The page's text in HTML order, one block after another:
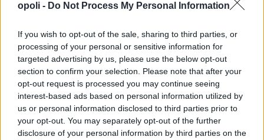
opoli - Do Not Process My Personal Information
If you wish to opt-out of the sale, sharing to third parties, or
processing of your personal or sensitive information for
targeted advertising by us, please use the below opt-out
section to confirm your selection. Please note that after your
opt-out request is processed you may continue seeing
interest-based ads based on personal information utilized by
us or personal information disclosed to third parties prior to
your opt-out. You may separately opt-out of the further
disclosure of your personal information by third parties on the
O Τάσος Μπαρτζώκας με το Διευθυντή του ΠΟΛΙΤΗ Νίκο
Σουρλόπουλο
ΠΟΛΙΤΗΣ ΣΥΝΕΝΤΕΥΞΗ ΤΑΣΟΣ ΜΠΑΡΤΖΩΚΑΣ